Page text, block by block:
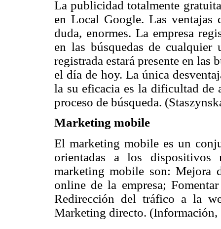
La publicidad totalmente
en Local Google. Las ventajas
duda, enormes. La empresa
en las búsquedas de cualquier
registrada estará presente en las
el día de hoy. La única
la su eficacia es la dificultad de
proceso de búsqueda.
Marketing mobile
El marketing mobile es un
orientadas a los
marketing mobile son: Mejora
online de la empresa;
Redirección del tráfico a la
Marketing directo. (Información,